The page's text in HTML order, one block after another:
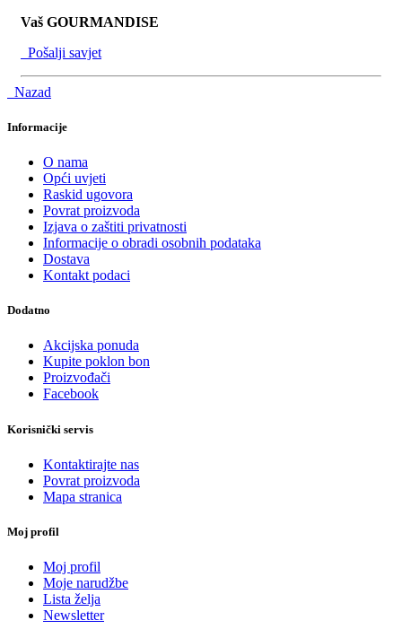
Vaš GOURMANDISE
Pošalji savjet
Nazad
Informacije
O nama
Opći uvjeti
Raskid ugovora
Povrat proizvoda
Izjava o zaštiti privatnosti
Informacije o obradi osobnih podataka
Dostava
Kontakt podaci
Dodatno
Akcijska ponuda
Kupite poklon bon
Proizvođači
Facebook
Korisnički servis
Kontaktirajte nas
Povrat proizvoda
Mapa stranica
Moj profil
Moj profil
Moje narudžbe
Lista želja
Newsletter